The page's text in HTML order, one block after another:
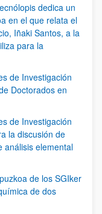
dedica un
en el que relata el
Iñaki Santos, a la
para la
de Investigación
Doctorados en
de Investigación
la discusión de
análisis elemental
de los SGIker
de dos